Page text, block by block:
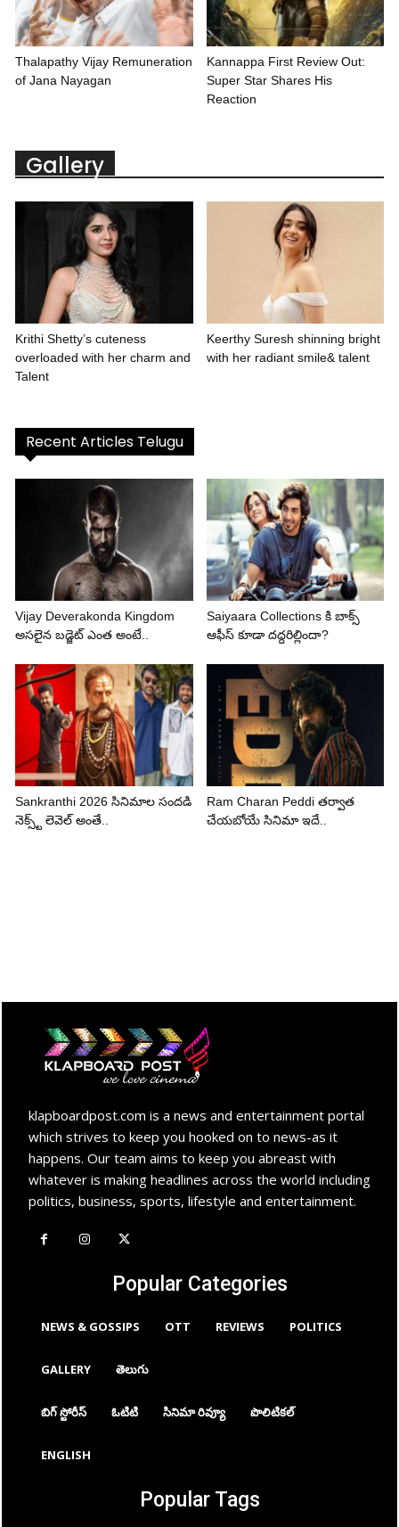
Thalapathy Vijay Remuneration
of Jana Nayagan
Kannappa First Review Out:
Super Star Shares His
Reaction
Gallery
Krithi Shetty’s cuteness
overloaded with her charm and
Talent
Keerthy Suresh shinning bright
with her radiant smile& talent
Recent Articles Telugu
Vijay Deverakonda Kingdom
అసలైన బడ్జెట్ ఎంత అంటే..
Saiyaara Collections కి బాక్స్
ఆఫీస్ కూడా దద్దరిల్లిందా?
Sankranthi 2026 సినిమాల సందడి
నెక్స్ట్ లెవెల్ అంతే..
Ram Charan Peddi తర్వాత
చేయబోయే సినిమా ఇదే..
klapboardpost.com is a news and entertainment portal
which strives to keep you hooked on to news-as it
happens. Our team aims to keep you abreast with
whatever is making headlines across the world including
politics, business, sports, lifestyle and entertainment.
Popular Categories
NEWS & GOSSIPS OTT REVIEWS POLITICS
GALLERY తెలుగు
బిగ్ స్టోరీస్ ఓటిటి సినిమా రివ్యూ పొలిటికల్
ENGLISH
Popular Tags